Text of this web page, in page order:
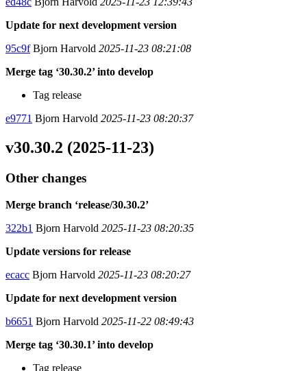
Update for next development version
95c9fBjorn Harvold 2025-11-23 08:21:08
Merge tag ‘30.30.2’ into develop
Tag release
e9771 Bjorn Harvold 2025-11-23 08:20:37
v30.30.2 (2025-11-23)
Other changes
Merge branch ‘release/30.30.2’
322b1 Bjorn Harvold 2025-11-23 08:20:35
Update versions for release
ecacc Bjorn Harvold 2025-11-23 08:20:27
Update for next development version
b6651 Bjorn Harvold 2025-11-22 08:49:43
Merge tag ‘30.30.1’ into develop
Tag release